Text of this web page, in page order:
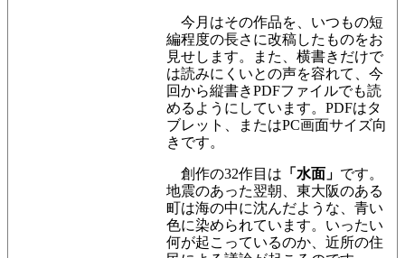
今月はその作品を、いつもの短
編程度の長さに改稿したものをお
見せします。また、横書きだけで
は読みにくいとの声を容れて、今
回から縦書きPDFファイルでも読
めるようにしています。PDFはタ
ブレット、またはPC画面サイズ向
きです。
創作の32作目は 「水面」 です。
地震のあった翌朝、東大阪のある
町は海の中に沈んだような、青い
色に染められています。いったい
何が起こっているのか、近所の住